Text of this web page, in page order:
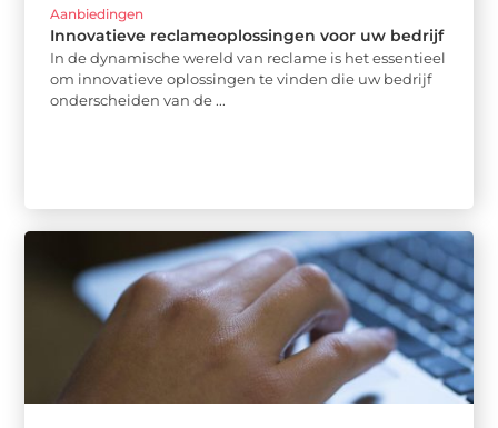
Aanbiedingen
Innovatieve reclameoplossingen voor uw bedrijf
In de dynamische wereld van reclame is het essentieel
om innovatieve oplossingen te vinden die uw bedrijf
onderscheiden van de ...